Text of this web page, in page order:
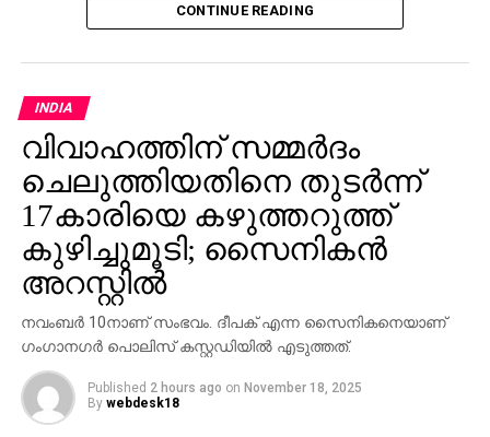
CONTINUE READING
INDIA
വിവാഹത്തിന് സമ്മര്‍ദം
ചെലുത്തിയതിനെ തുടര്‍ന്ന്
17കാരിയെ കഴുത്തറുത്ത്
കുഴിച്ചുമൂടി; സൈനികന്‍
അറസ്റ്റില്‍
നവംബര്‍ 10നാണ് സംഭവം. ദീപക് എന്ന സൈനികനെയാണ്
ഗംഗാനഗര്‍ പൊലിസ് കസ്റ്റഡിയില്‍ എടുത്തത്.
Published 2 hours ago on November 18, 2025
By webdesk18